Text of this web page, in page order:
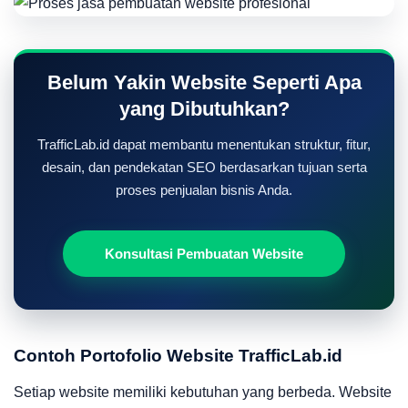
Belum Yakin Website Seperti Apa
yang Dibutuhkan?
TrafficLab.id dapat membantu menentukan struktur, fitur,
desain, dan pendekatan SEO berdasarkan tujuan serta
proses penjualan bisnis Anda.
Konsultasi Pembuatan Website
Contoh Portofolio Website TrafficLab.id
Setiap website memiliki kebutuhan yang berbeda. Website